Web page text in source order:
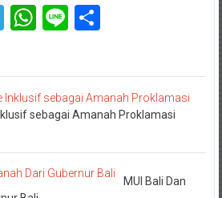
Telegram
WhatsApp
LineShare
sebagai Amanah Proklamasi
MUI Bali Dan